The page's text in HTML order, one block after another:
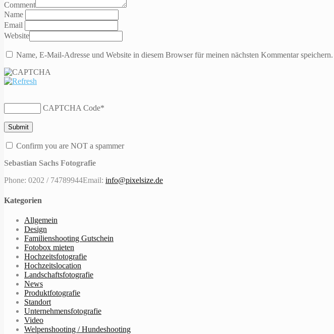
Comment
Name
Email
Website
Name, E-Mail-Adresse und Website in diesem Browser für meinen nächsten Kommentar speichern.
CAPTCHA Code*
Confirm you are NOT a spammer
Sebastian Sachs Fotografie
Phone: 0202 / 74789944Email: info@pixelsize.de
Kategorien
Allgemein
Design
Familienshooting Gutschein
Fotobox mieten
Hochzeitsfotografie
Hochzeitslocation
Landschaftsfotografie
News
Produktfotografie
Standort
Unternehmensfotografie
Video
Welpenshooting / Hundeshooting